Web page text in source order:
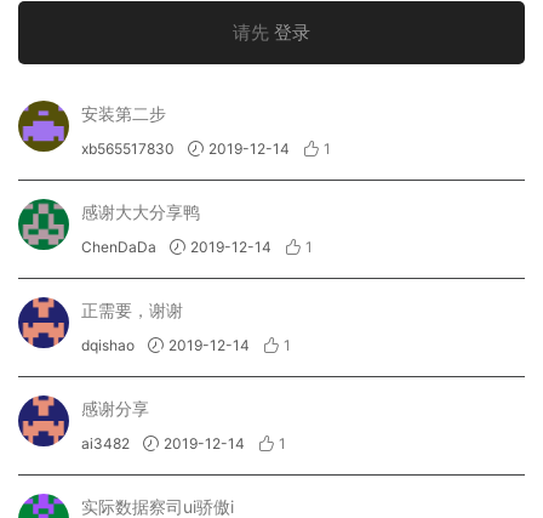
请先 登录
安装第二步
xb565517830 2019-12-14 1
感谢大大分享鸭
ChenDaDa 2019-12-14 1
正需要，谢谢
dqishao 2019-12-14 1
感谢分享
ai3482 2019-12-14 1
实际数据察司ui骄傲i